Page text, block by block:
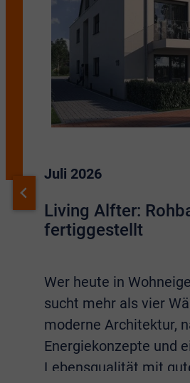
Juli 2026
Living Alfter:
fertiggestellt
Wer heute in
sucht mehr als vier
moderne Architektur,
Energiekonzepte und
Lebensqualität mit